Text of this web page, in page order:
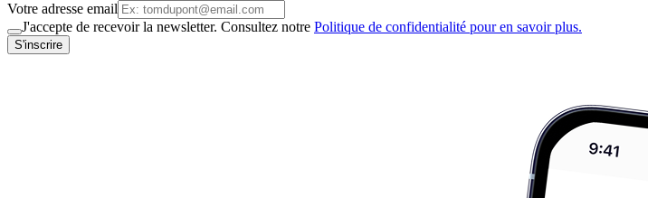
Votre adresse email
J'accepte de recevoir la newsletter. Consultez notre Politique de confidentialité pour en savoir plus.
S'inscrire